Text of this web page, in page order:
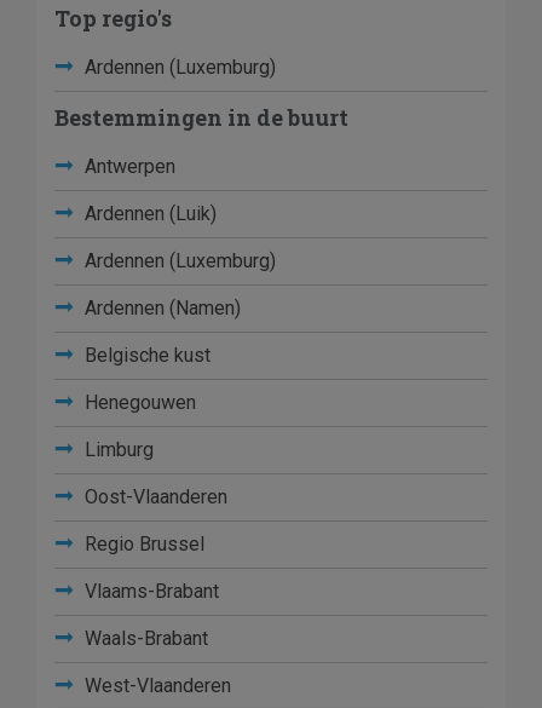
Top regio's
Ardennen (Luxemburg)
Bestemmingen in de buurt
Antwerpen
Ardennen (Luik)
Ardennen (Luxemburg)
Ardennen (Namen)
Belgische kust
Henegouwen
Limburg
Oost-Vlaanderen
Regio Brussel
Vlaams-Brabant
Waals-Brabant
West-Vlaanderen